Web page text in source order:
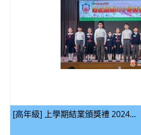
[高年級] 上學期結業頒獎禮 2024...